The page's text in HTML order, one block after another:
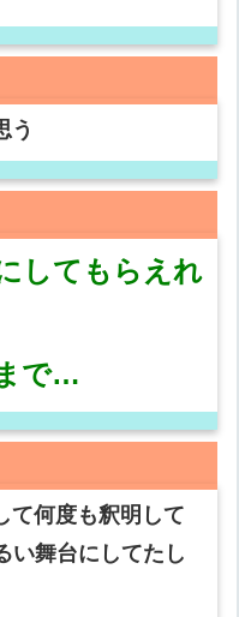
う
してもらえれ
で…
て何度も釈明して
い舞台にしてたし